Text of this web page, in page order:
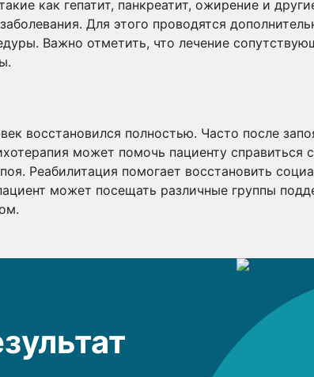
как гепатит, панкреатит, ожирение и
Для этого проводятся
Важно отметить, что лечение
восстановился полностью. Часто после
может помочь пациенту справиться
Реабилитация помогает восстановить
может посещать различные группы